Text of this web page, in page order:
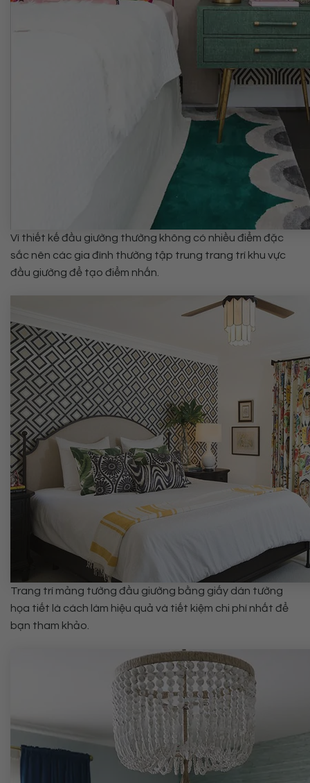
Vì thiết kế đầu giường thường không có nhiều điểm đặc
sắc nên các gia đình thường tập trung trang trí khu vực
đầu giường để tạo điểm nhấn.
Trang trí mảng tường đầu giường bằng giấy dán tường
họa tiết là cách làm hiệu quả và tiết kiệm chi phí nhất để
bạn tham khảo.